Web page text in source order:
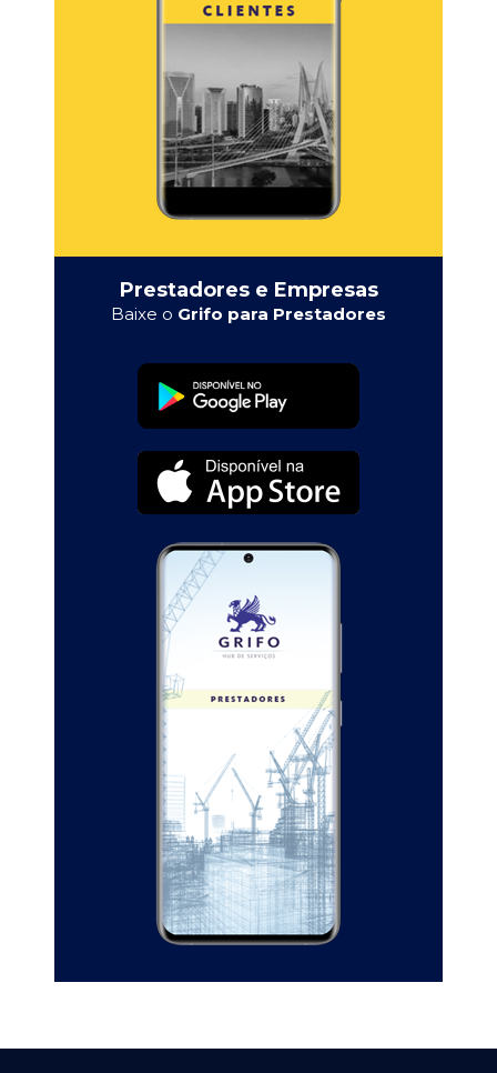
Prestadores e Empresas
Baixe o Grifo para Prestadores